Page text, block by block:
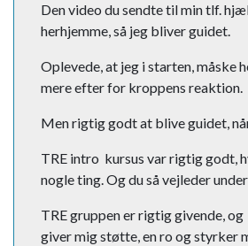
Den video du sendte til min tlf.
herhjemme, så jeg bliver guidet.
Oplevede, at jeg i starten, måske
mere efter for kroppens reaktion.
Men rigtig godt at blive guidet,
TRE intro kursus var rigtig godt,
nogle ting. Og du så vejleder
TRE gruppen er rigtig givende,
giver mig støtte, en ro og styrker